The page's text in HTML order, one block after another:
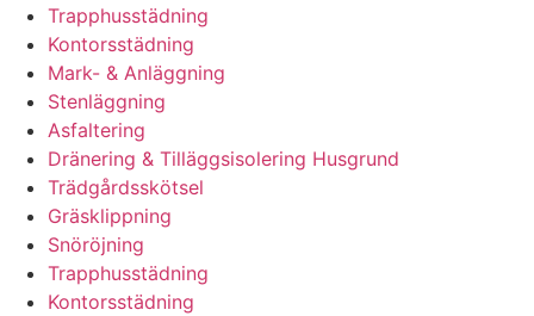
Trapphusstädning
Kontorsstädning
Mark- & Anläggning
Stenläggning
Asfaltering
Dränering & Tilläggsisolering Husgrund
Trädgårdsskötsel
Gräsklippning
Snöröjning
Trapphusstädning
Kontorsstädning